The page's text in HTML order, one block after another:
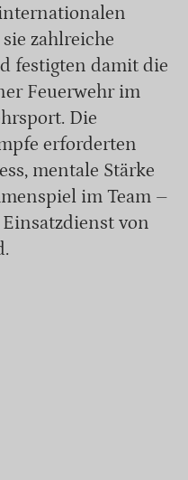
zahlreiche
festigten damit die
Feuerwehr im
Die
erforderten
mentale Stärke
im Team –
von